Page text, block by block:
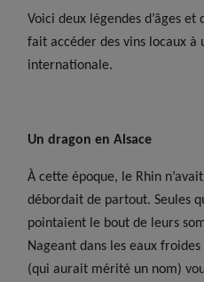
Voici deux légendes d’âges
fait accéder des vins locaux à
internationale.
Un dragon en Alsace
À cette époque, le Rhin
débordait de partout. Seules
pointaient le bout de leurs
Nageant dans les eaux
(qui aurait mérité un nom)